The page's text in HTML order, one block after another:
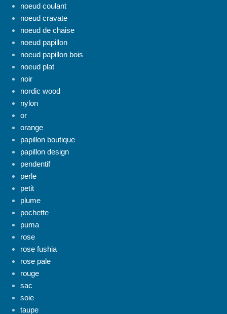
noeud coulant
noeud cravate
noeud de chaise
noeud papillon
noeud papillon bois
noeud plat
noir
nordic wood
nylon
or
orange
papillon boutique
papillon design
pendentif
perle
petit
plume
pochette
puma
rose
rose fushia
rose pale
rouge
sac
soie
taupe